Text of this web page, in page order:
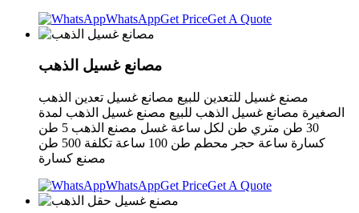
WhatsAppGet PriceGet A Quote
مصانع غسيل الذهب
مصنع غسيل للتعدين للبيع مصانع غسيل تعدين الذهب
الصغيرة مصانع غسيل الذهب للبيع مصنع غسيل الذهب لمدة
30 طن متري طن لكل ساعة غسل مصنع الذهب 5 طن
كسارة ساعة حجر محطم طن 100 ساعة تكلفة 500 طن
مصنع كسارة
WhatsAppGet PriceGet A Quote